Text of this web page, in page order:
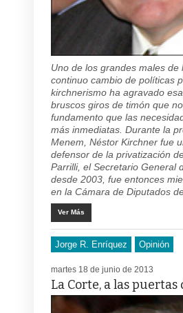
Uno de los grandes males de
continuo cambio de políticas
kirchnerismo ha agravado
bruscos giros de timón que
fundamento que las
más inmediatas. Durante la
Menem, Néstor Kirchner fue
defensor de la privatización
Parrilli, el Secretario General
desde 2003, fue entonces
en la Cámara de Diputados
Ver Más
Jorge R. Enríquez Opinión
martes 18 de junio de 2013
La Corte, a las